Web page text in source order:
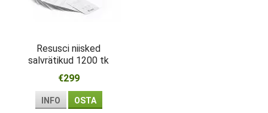
Resusci niisked
salvrätikud 1200 tk
€299
INFO OSTA